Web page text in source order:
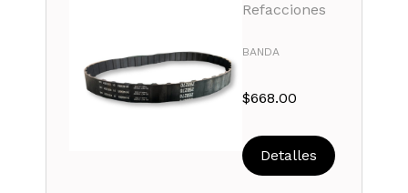
Refacciones
BANDA
$668.00
Detalles